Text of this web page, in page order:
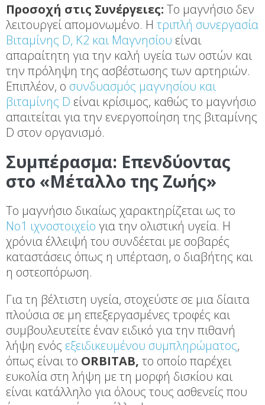
Προσοχή στις Συνέργειες: Το μαγνήσιο δεν
λειτουργεί απομονωμένο. Η τριπλή συνεργασία
Βιταμίνης D, K2 και Μαγνησίου είναι
απαραίτητη για την καλή υγεία των οστών και
την πρόληψη της ασβέστωσης των αρτηριών.
Επιπλέον, ο συνδυασμός μαγνησίου και
βιταμίνης D είναι κρίσιμος, καθώς το μαγνήσιο
απαιτείται για την ενεργοποίηση της βιταμίνης
D στον οργανισμό.
Συμπέρασμα: Επενδύοντας
στο «Μέταλλο της Ζωής»
Το μαγνήσιο δικαίως χαρακτηρίζεται ως το
Νο1 ιχνοστοιχείο για την ολιστική υγεία. Η
χρόνια έλλειψή του συνδέεται με σοβαρές
καταστάσεις όπως η υπέρταση, ο διαβήτης και
η οστεοπόρωση.
Για τη βέλτιστη υγεία, στοχεύστε σε μια δίαιτα
πλούσια σε μη επεξεργασμένες τροφές και
συμβουλευτείτε έναν ειδικό για την πιθανή
λήψη ενός εξειδικευμένου συμπληρώματος,
όπως είναι το ORBITAB, το οποίο παρέχει
ευκολία στη λήψη με τη μορφή δισκίου και
είναι κατάλληλο για όλους τους ασθενείς που